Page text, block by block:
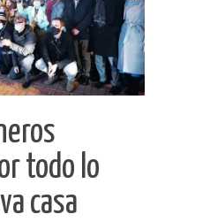
todo lo
casa